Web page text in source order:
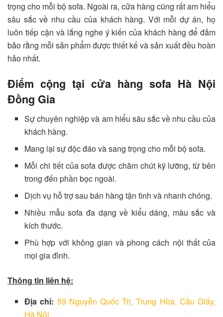
trọng cho mỗi bộ sofa. Ngoài ra, cửa hàng cũng rất am hiểu
sâu sắc về nhu cầu của khách hàng. Với mỗi dự án, họ
luôn tiếp cận và lắng nghe ý kiến của khách hàng để đảm
bảo rằng mỗi sản phẩm được thiết kế và sản xuất đều hoàn
hảo nhất.
Điểm cộng tại cửa hàng sofa Hà Nội
Đồng Gia
Sự chuyên nghiệp và am hiểu sâu sắc về nhu cầu của
khách hàng.
Mang lại sự độc đáo và sang trọng cho mỗi bộ sofa.
Mỗi chi tiết của sofa được chăm chút kỹ lưỡng, từ bên
trong đến phần bọc ngoài.
Dịch vụ hỗ trợ sau bán hàng tận tình và nhanh chóng.
Nhiều mẫu sofa đa dạng về kiểu dáng, màu sắc và
kích thước.
Phù hợp với không gian và phong cách nội thất của
mọi gia đình.
Thông tin liên hệ:
Địa chỉ: 59 Nguyễn Quốc Trị, Trung Hòa, Cầu Giấy,
Hà Nội